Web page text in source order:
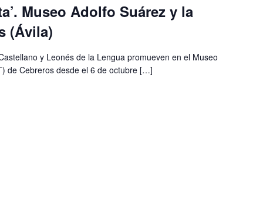
Museo Adolfo Suárez y la
(Ávila)
y Leonés de la Lengua promueven en el Museo
de Cebreros desde el 6 de octubre […]